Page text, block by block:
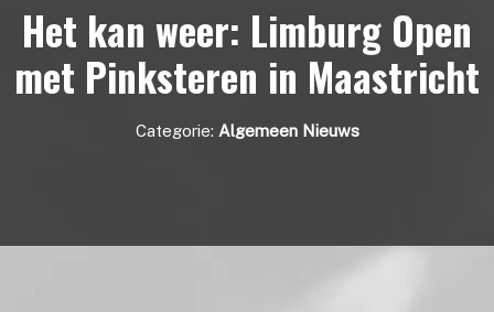
Het kan weer: Limburg Open
met Pinksteren in Maastricht
Categorie: Algemeen Nieuws